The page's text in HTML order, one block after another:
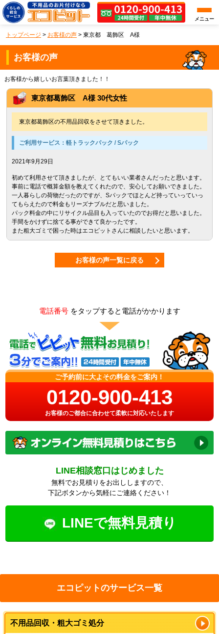
メニュー
トップページ > お客様の声 > 東京都 葛飾区 A様
お客様の声
お客様から嬉しいお言葉頂きました！！
東京都葛飾区 A様 30代女性
東京都葛飾区の不用品回収をさせて頂きました。
ご利用サービス：軽トラックパック / Sパック
2021年9月29日
初めて利用させて頂きましたが、とてもいい業者さんだったと思います。
事前に電話で概算金額を教えてくれたので、安心してお願いできました。
一人暮らしの荷物だったのですが、Sパックでほとんど持っていっていっ
てもらえたので料金もリーズナブルだと思いました。
パック料金の中にリサイクル品目も入っていたのでお得だと思いました。
手間をかけずに捨てる事ができて良かったです。
また粗大ゴミで困った時はエコピットさんに相談したいと思います。
お客様の声一覧に戻る
電話番号をタップすると電話がかかります
ご予約前に大よその料金をご案内！
0120-900-413
お客様のご都合に合わせて柔軟に対応いたします
LINE相談窓口はじめました
無料でお見積りをお出ししますので、
下記ボタンから気軽にご連絡ください！
LINEで無料見積り
エコピットのサービス一覧
不用品回収・粗大ゴミ処分